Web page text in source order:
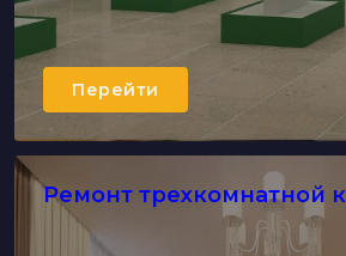
Перейти
Ремонт трехкомнатной